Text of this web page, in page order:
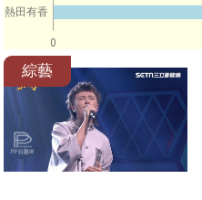
0
熱田有香
綜藝